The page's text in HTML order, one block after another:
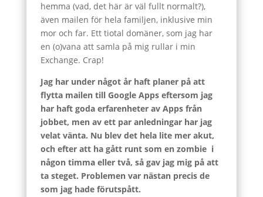
hemma (vad, det här är väl fullt normalt?),
även mailen för hela familjen, inklusive min
mor och far. Ett tiotal domäner, som jag har
en (o)vana att samla på mig rullar i min
Exchange. Crap!
Jag har under något år haft planer på att
flytta mailen till Google Apps eftersom jag
har haft goda erfarenheter av Apps från
jobbet, men av ett par anledningar har jag
velat vänta. Nu blev det hela lite mer akut,
och efter att ha gått runt som en zombie i
någon timma eller två, så gav jag mig på att
ta steget. Problemen var nästan precis de
som jag hade förutspått.